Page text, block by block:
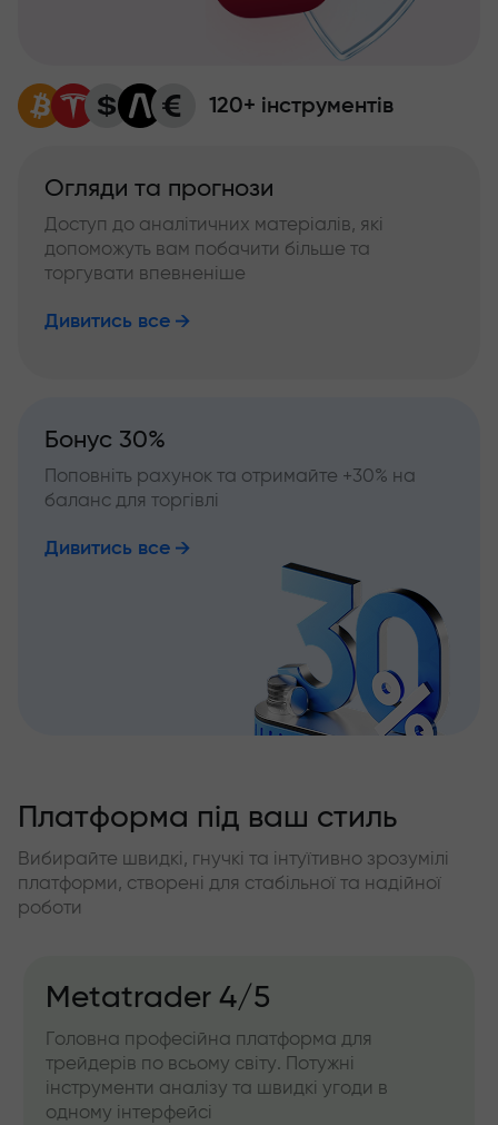
120+ інструментів
Огляди та прогнози
Доступ до аналітичних матеріалів, які
допоможуть вам побачити більше та
торгувати впевненіше
Дивитись все
Бонус 30%
Поповніть рахунок та отримайте +30% на
баланс для торгівлі
Дивитись все
Платформа під ваш стиль
Вибирайте швидкі, гнучкі та інтуїтивно зрозумілі
платформи, створені для стабільної та надійної
роботи
Metatrader 4/5
Головна професійна платформа для
трейдерів по всьому світу. Потужні
інструменти аналізу та швидкі угоди в
одному інтерфейсі